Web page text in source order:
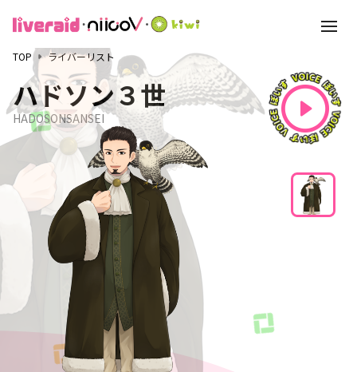
toggle
TOP ライバーリスト
ハドソン３世
HADOSONSANSEI